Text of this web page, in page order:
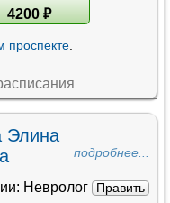
4200 ₽
проспекте.
Элина
подробнее...
Невролог Править